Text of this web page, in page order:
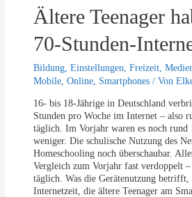
e
m
C
n
t
e
n
t
e
b
e
T
V
–
a
b
0
J
a
h
Ältere Teenager
70-Stunden-
Bildung,Einstellungen,Freizeit,
Mobile,Online, Smartphones / Von
16- bis 18-Jährige in Deutschland
Stunden pro Woche im Internet – also
täglich. Im Vorjahr waren es noch rund
weniger. Die schulische Nutzung des
Homeschooling noch überschaubar.
Vergleich zum Vorjahr fast verdoppelt
täglich. Was die Gerätenutzung
Internetzeit, die ältere Teenager am